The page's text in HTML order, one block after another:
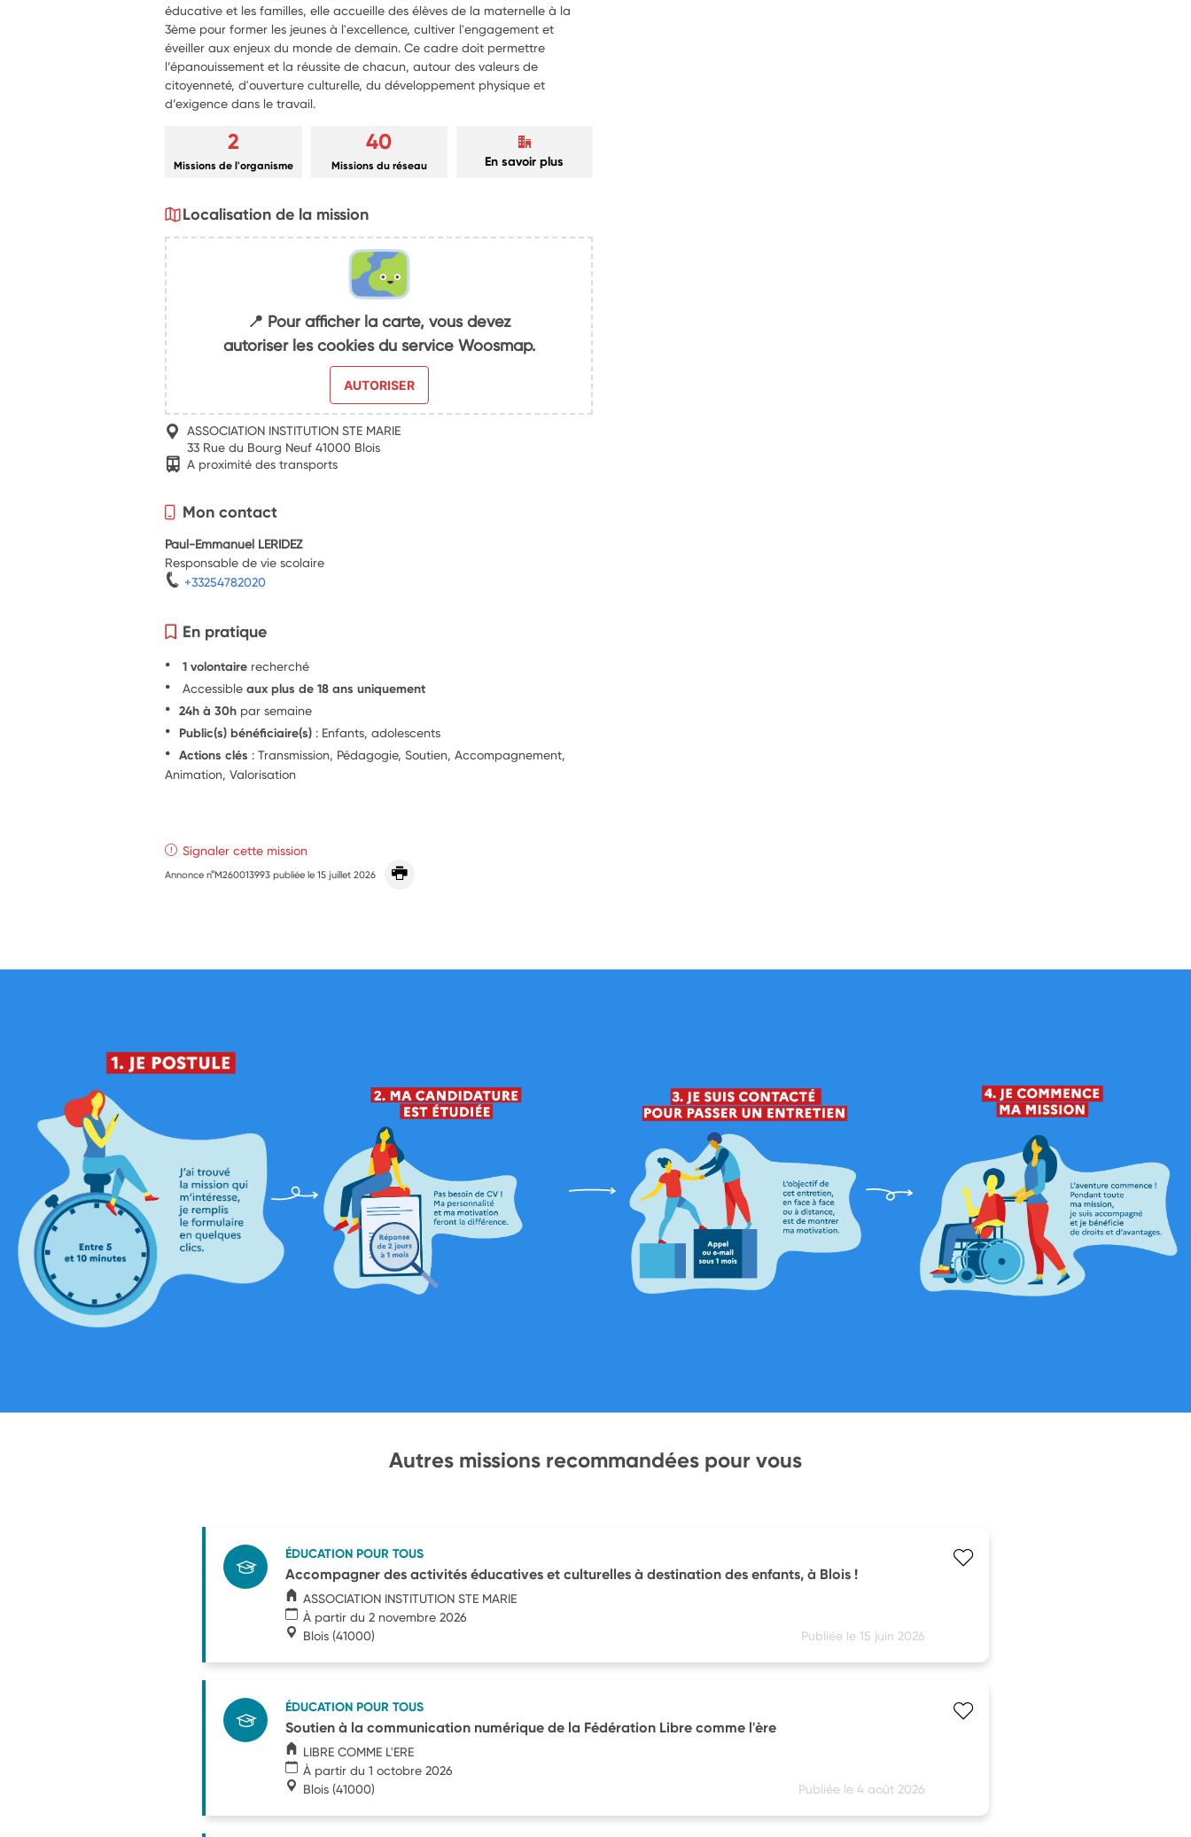
éducative et les familles, elle accueille des élèves de la maternelle à la
3ème pour former les jeunes à l'excellence, cultiver l'engagement et
éveiller aux enjeux du monde de demain. Ce cadre doit permettre
l’épanouissement et la réussite de chacun, autour des valeurs de
citoyenneté, d'ouverture culturelle, du développement physique et
d’exigence dans le travail.
2
Missions de l'organisme
40
Missions du réseau En savoir plus
Localisation de la mission
📍 Pour afficher la carte, vous devez
autoriser les cookies du service Woosmap.
AUTORISER
ASSOCIATION INSTITUTION STE MARIE
33 Rue du Bourg Neuf 41000 Blois
A proximité des transports
Mon contact
Paul-Emmanuel LERIDEZ
Responsable de vie scolaire
+33254782020
En pratique
1 volontaire recherché
Accessibleaux plus de 18 ans uniquement
24h à 30h par semaine
Public(s) bénéficiaire(s) : Enfants, adolescents
Actions clés : Transmission, Pédagogie, Soutien, Accompagnement,
Animation, Valorisation
Signaler cette mission
Annonce n°M260013993 publiée le15 juillet 2026
Autres missions recommandées pour vous
ÉDUCATION POUR TOUS
Accompagner des activités éducatives et culturelles à destination des enfants, à Blois !
ASSOCIATION INSTITUTION STE MARIE
À partir du 2 novembre 2026
Blois (41000) Publiée le 15 juin 2026
ÉDUCATION POUR TOUS
Soutien à la communication numérique de la Fédération Libre comme l'ère
LIBRE COMME L'ERE
À partir du 1 octobre 2026
Blois (41000) Publiée le 4 août 2026